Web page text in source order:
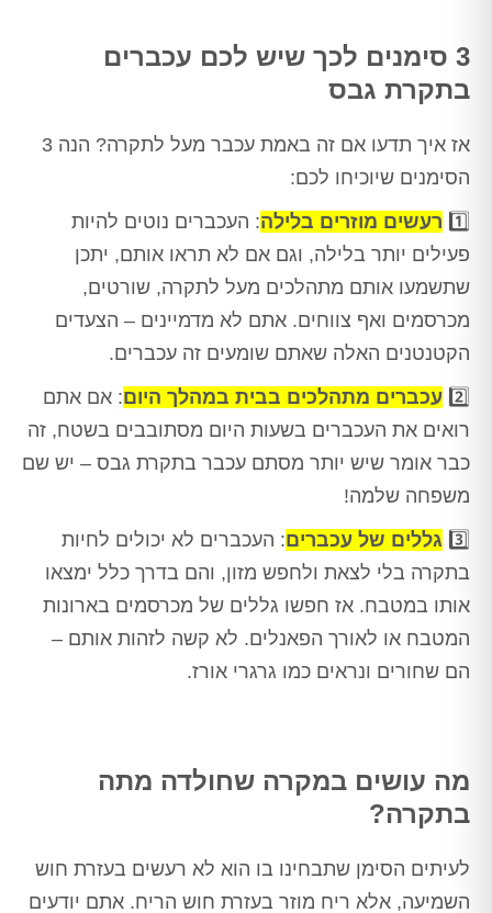
3 סימנים לכך שיש לכם עכברים
בתקרת גבס
אז איך תדעו אם זה באמת עכבר מעל לתקרה? הנה 3
הסימנים שיוכיחו לכם:
1️⃣ רעשים מוזרים בלילה: העכברים נוטים להיות
פעילים יותר בלילה, וגם אם לא תראו אותם, יתכן
שתשמעו אותם מתהלכים מעל לתקרה, שורטים,
מכרסמים ואף צווחים. אתם לא מדמיינים – הצעדים
הקטנטנים האלה שאתם שומעים זה עכברים.
2️⃣ עכברים מתהלכים בבית במהלך היום: אם אתם
רואים את העכברים בשעות היום מסתובבים בשטח, זה
כבר אומר שיש יותר מסתם עכבר בתקרת גבס – יש שם
משפחה שלמה!
3️⃣ גללים של עכברים: העכברים לא יכולים לחיות
בתקרה בלי לצאת ולחפש מזון, והם בדרך כלל ימצאו
אותו במטבח. אז חפשו גללים של מכרסמים בארונות
המטבח או לאורך הפאנלים. לא קשה לזהות אותם –
הם שחורים ונראים כמו גרגרי אורז.
מה עושים במקרה שחולדה מתה
בתקרה?
לעיתים הסימן שתבחינו בו הוא לא רעשים בעזרת חוש
השמיעה, אלא ריח מוזר בעזרת חוש הריח. אתם יודעים